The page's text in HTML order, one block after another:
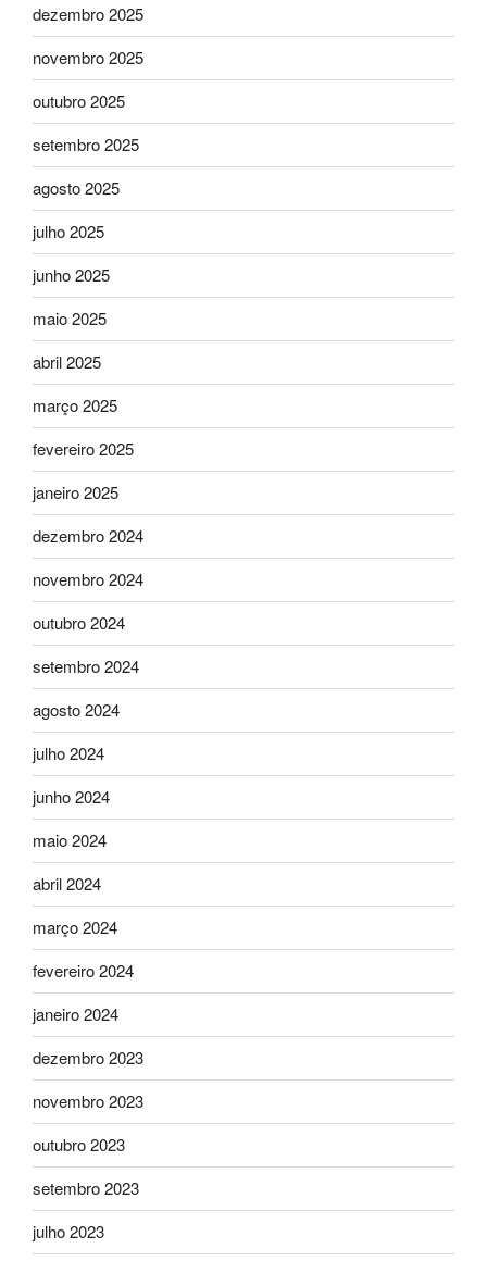
dezembro 2025
novembro 2025
outubro 2025
setembro 2025
agosto 2025
julho 2025
junho 2025
maio 2025
abril 2025
março 2025
fevereiro 2025
janeiro 2025
dezembro 2024
novembro 2024
outubro 2024
setembro 2024
agosto 2024
julho 2024
junho 2024
maio 2024
abril 2024
março 2024
fevereiro 2024
janeiro 2024
dezembro 2023
novembro 2023
outubro 2023
setembro 2023
julho 2023